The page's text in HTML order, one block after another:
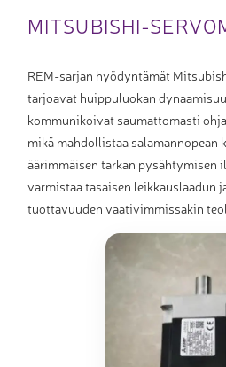
MITSUBISHI-
REM-sarjan hyödyntämät
tarjoavat huippuluokan
kommunikoivat saumattomasti
mikä mahdollistaa
äärimmäisen tarkan pysähtymisen
varmistaa tasaisen leikkauslaadun
tuottavuuden vaativimmissakin